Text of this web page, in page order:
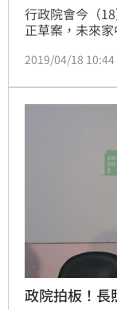
行政院會今（
正草案，未來
設定有排富條款
億元。
2019/04/18 10:44
政院拍板！長